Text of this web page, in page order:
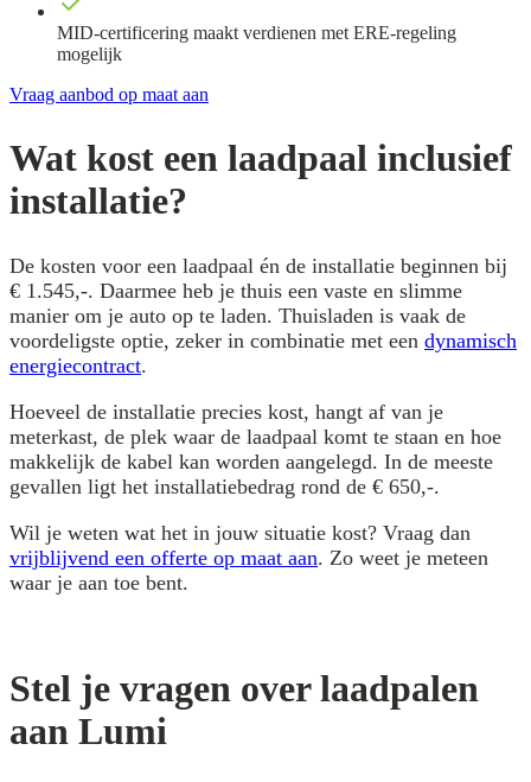
MID-certificering maakt verdienen met ERE-regeling
mogelijk
Vraag aanbod op maat aan
Wat kost een laadpaal inclusief
installatie?
De kosten voor een laadpaal én de installatie beginnen bij
€ 1.545,-. Daarmee heb je thuis een vaste en slimme
manier om je auto op te laden. Thuisladen is vaak de
voordeligste optie, zeker in combinatie met een dynamisch
energiecontract.
Hoeveel de installatie precies kost, hangt af van je
meterkast, de plek waar de laadpaal komt te staan en hoe
makkelijk de kabel kan worden aangelegd. In de meeste
gevallen ligt het installatiebedrag rond de € 650,-.
Wil je weten wat het in jouw situatie kost? Vraag dan
vrijblijvend een offerte op maat aan. Zo weet je meteen
waar je aan toe bent.
Stel je vragen over laadpalen
aan Lumi